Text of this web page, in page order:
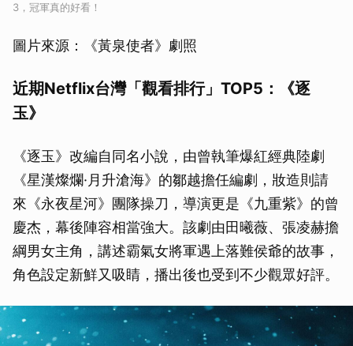
3，冠軍真的好看！
圖片來源：《黃泉使者》劇照
近期Netflix台灣「觀看排行」TOP5：《逐
玉》
《逐玉》改編自同名小說，由曾執筆爆紅經典陸劇
《星漢燦爛·月升滄海》的鄒越擔任編劇，妝造則請
來《永夜星河》團隊操刀，導演更是《九重紫》的曾
慶杰，幕後陣容相當強大。該劇由田曦薇、張凌赫擔
綱男女主角，講述霸氣女將軍遇上落難侯爺的故事，
角色設定新鮮又吸睛，播出後也受到不少觀眾好評。